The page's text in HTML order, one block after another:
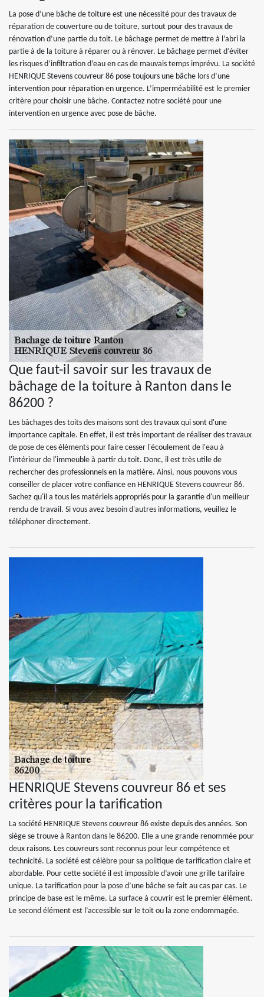
La pose d’une bâche de toiture est une nécessité pour des travaux de
réparation de couverture ou de toiture, surtout pour des travaux de
rénovation d’une partie du toit. Le bâchage permet de mettre à l’abri la
partie à de la toiture à réparer ou à rénover. Le bâchage permet d’éviter
les risques d’infiltration d’eau en cas de mauvais temps imprévu. La société
HENRIQUE Stevens couvreur 86 pose toujours une bâche lors d’une
intervention pour réparation en urgence. L’imperméabilité est le premier
critère pour choisir une bâche. Contactez notre société pour une
intervention en urgence avec pose de bâche.
Que faut-il savoir sur les travaux de
bâchage de la toiture à Ranton dans le
86200 ?
Les bâchages des toits des maisons sont des travaux qui sont d'une
importance capitale. En effet, il est très important de réaliser des travaux
de pose de ces éléments pour faire cesser l'écoulement de l'eau à
l'intérieur de l'immeuble à partir du toit. Donc, il est très utile de
rechercher des professionnels en la matière. Ainsi, nous pouvons vous
conseiller de placer votre confiance en HENRIQUE Stevens couvreur 86.
Sachez qu'il a tous les matériels appropriés pour la garantie d'un meilleur
rendu de travail. Si vous avez besoin d'autres informations, veuillez le
téléphoner directement.
HENRIQUE Stevens couvreur 86 et ses
critères pour la tarification
La société HENRIQUE Stevens couvreur 86 existe depuis des années. Son
siège se trouve à Ranton dans le 86200. Elle a une grande renommée pour
deux raisons. Les couvreurs sont reconnus pour leur compétence et
technicité. La société est célèbre pour sa politique de tarification claire et
abordable. Pour cette société il est impossible d’avoir une grille tarifaire
unique. La tarification pour la pose d’une bâche se fait au cas par cas. Le
principe de base est le même. La surface à couvrir est le premier élément.
Le second élément est l’accessible sur le toit ou la zone endommagée.